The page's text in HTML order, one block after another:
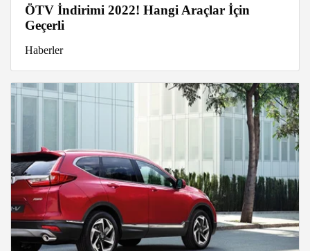
ÖTV İndirimi 2022! Hangi Araçlar İçin
Geçerli
Haberler